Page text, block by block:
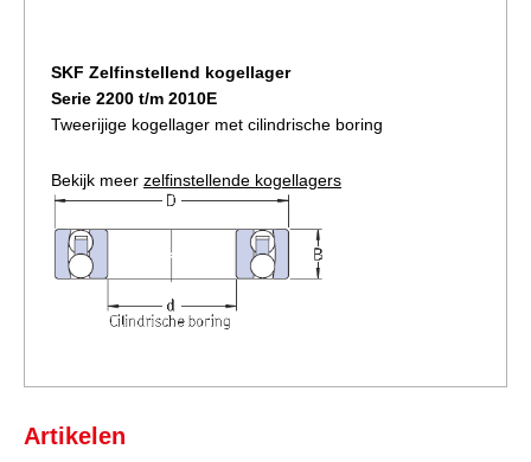
SKF Zelfinstellend kogellager
Serie 2200 t/m 2010E
Tweerijige kogellager met cilindrische boring
Bekijk meer zelfinstellende kogellagers
Artikelen